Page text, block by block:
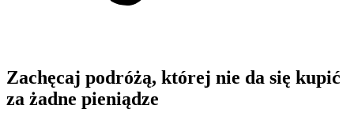
Zachęcaj podróżą, której nie da się kupić
za żadne pieniądze